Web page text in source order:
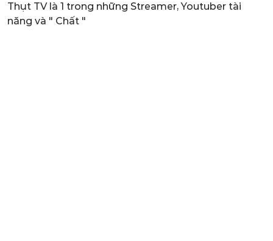
Thụt TV là 1 trong những Streamer, Youtuber tài
năng và " Chất "